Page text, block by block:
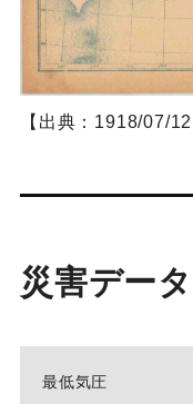
【出典：1918/07/
災害データ
最低気圧